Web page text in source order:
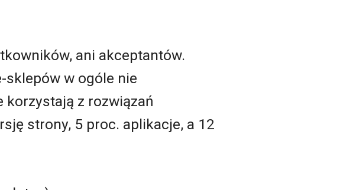
ani akceptantów.
sklepów w ogóle nie
z rozwiązań
strony, 5 proc. aplikacje, a 12